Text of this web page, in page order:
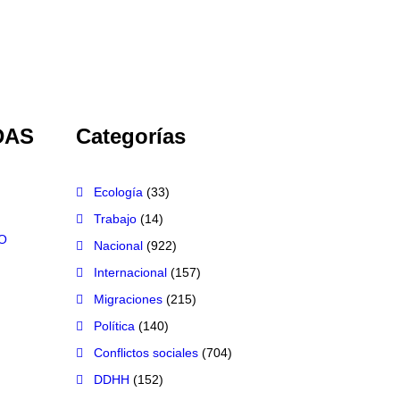
Categorías
Ecología (33)
Trabajo (14)
Nacional (922)
Internacional (157)
Migraciones (215)
Política (140)
Conflictos sociales (704)
DDHH (152)